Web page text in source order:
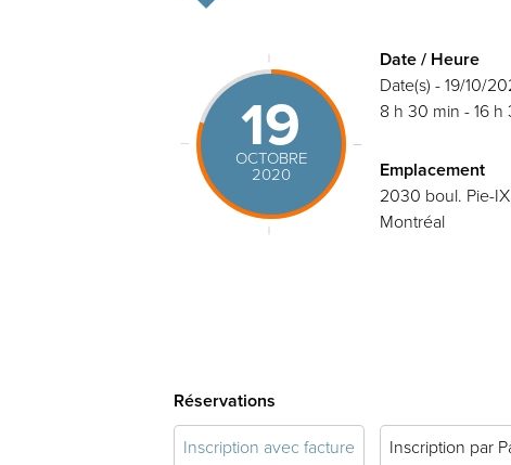
19
OCTOBRE
2020
Date / Heure
Date(s) - 19/10/
8 h 30 min - 16 h
Emplacement
2030 boul. Pie-
Montréal
Réservations
Inscription avec facture Inscription par